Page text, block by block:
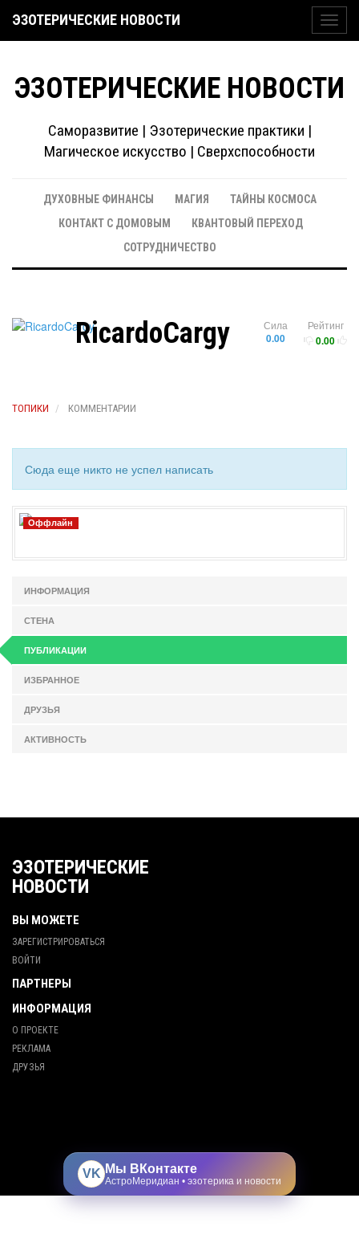
ЭЗОТЕРИЧЕСКИЕ НОВОСТИ
ЭЗОТЕРИЧЕСКИЕ НОВОСТИ
Саморазвитие | Эзотерические практики |
Магическое искусство | Сверхспособности
ДУХОВНЫЕ ФИНАНСЫ МАГИЯ
ТАЙНЫ КОСМОСА
КОНТАКТ С ДОМОВЫМ
КВАНТОВЫЙ ПЕРЕХОД
СОТРУДНИЧЕСТВО
Рейтинг
0.00
Сила
0.00
RicardoCargy
ТОПИКИ КОММЕНТАРИИ
Сюда еще никто не успел написать
Оффлайн
ИНФОРМАЦИЯ
СТЕНА
ПУБЛИКАЦИИ
ИЗБРАННОЕ
ДРУЗЬЯ
АКТИВНОСТЬ
ЭЗОТЕРИЧЕСКИЕ
НОВОСТИ
ВЫ МОЖЕТЕ
ЗАРЕГИСТРИРОВАТЬСЯ
ВОЙТИ
ПАРТНЕРЫ
ИНФОРМАЦИЯ
О ПРОЕКТЕ
РЕКЛАМА
ДРУЗЬЯ
VK Мы ВКонтакте
АстроМеридиан • эзотерика и новости